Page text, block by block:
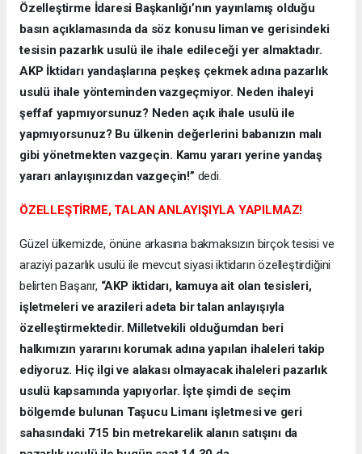
Özelleştirme İdaresi Başkanlığı’nın yayınlamış olduğu
basın açıklamasında da söz konusu liman ve gerisindeki
tesisin pazarlık usulü ile ihale edileceği yer almaktadır.
AKP İktidarı yandaşlarına peşkeş çekmek adına pazarlık
usulü ihale yönteminden vazgeçmiyor. Neden ihaleyi
şeffaf yapmıyorsunuz? Neden açık ihale usulü ile
yapmıyorsunuz? Bu ülkenin değerlerini babanızın malı
gibi yönetmekten vazgeçin. Kamu yararı yerine yandaş
yararı anlayışınızdan vazgeçin!” dedi.
ÖZELLEŞTİRME, TALAN ANLAYIŞIYLA YAPILMAZ!
Güzel ülkemizde, önüne arkasına bakmaksızın birçok tesisi ve
araziyi pazarlık usulü ile mevcut siyasi iktidarın özelleştirdiğini
belirten Başarır, “AKP iktidarı, kamuya ait olan tesisleri,
işletmeleri ve arazileri adeta bir talan anlayışıyla
özelleştirmektedir. Milletvekili olduğumdan beri
halkımızın yararını korumak adına yapılan ihaleleri takip
ediyoruz. Hiç ilgi ve alakası olmayacak ihaleleri pazarlık
usulü kapsamında yapıyorlar. İşte şimdi de seçim
bölgemde bulunan Taşucu Limanı işletmesi ve geri
sahasındaki 715 bin metrekarelik alanın satışını da